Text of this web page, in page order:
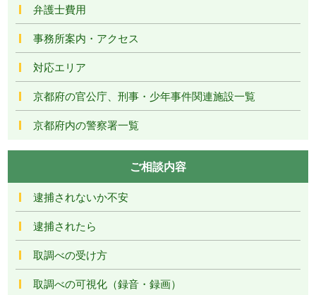
弁護士費用
事務所案内・アクセス
対応エリア
京都府の官公庁、刑事・少年事件関連施設一覧
京都府内の警察署一覧
ご相談内容
逮捕されないか不安
逮捕されたら
取調べの受け方
取調べの可視化（録音・録画）